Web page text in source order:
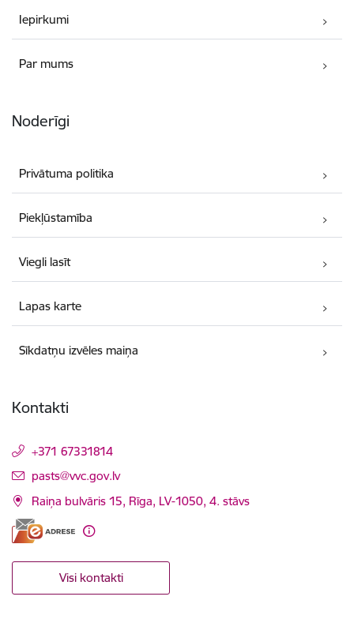
Iepirkumi
Par mums
Noderīgi
Privātuma politika
Piekļūstamība
Viegli lasīt
Lapas karte
Sīkdatņu izvēles maiņa
Kontakti
+371 67331814
E-pasts:
pasts@vvc.gov.lv
Raiņa bulvāris 15, Rīga, LV-1050, 4. stāvs
Visi kontakti